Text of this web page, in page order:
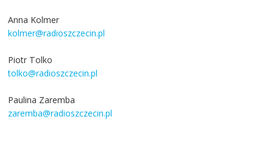
Anna Kolmer
kolmer@radioszczecin.pl
Piotr Tolko
tolko@radioszczecin.pl
Paulina Zaremba
zaremba@radioszczecin.pl